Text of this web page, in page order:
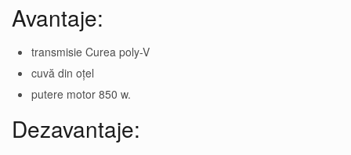
Avantaje:
transmisie Curea poly-V
cuvă din oțel
putere motor 850 w.
Dezavantaje: